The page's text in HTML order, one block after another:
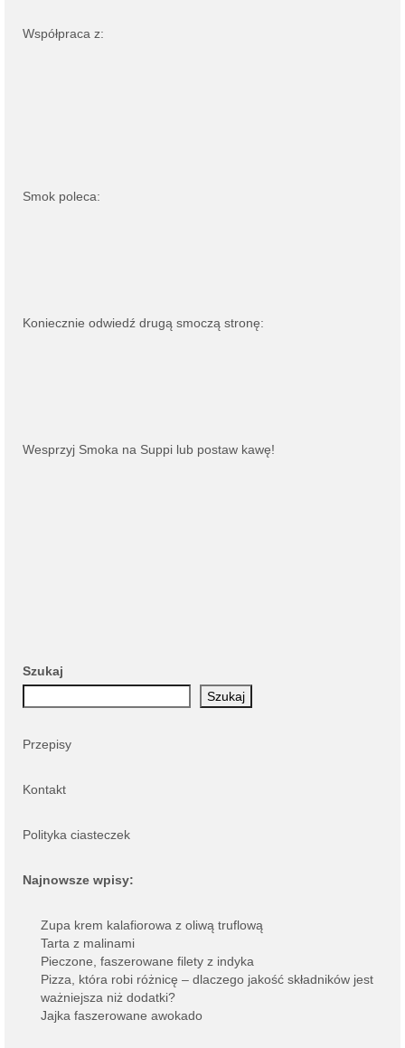
Współpraca z:
Smok poleca:
Koniecznie odwiedź drugą smoczą stronę:
Wesprzyj Smoka na Suppi lub postaw kawę!
Szukaj
Szukaj
Przepisy
Kontakt
Polityka ciasteczek
Najnowsze wpisy:
Zupa krem kalafiorowa z oliwą truflową
Tarta z malinami
Pieczone, faszerowane filety z indyka
Pizza, która robi różnicę – dlaczego jakość składników jest
ważniejsza niż dodatki?
Jajka faszerowane awokado